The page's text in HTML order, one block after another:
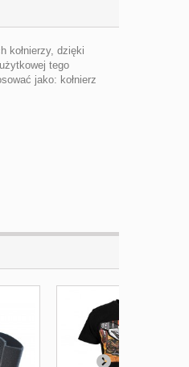
kołnierzy, dzięki
tego
jako: kołnierz